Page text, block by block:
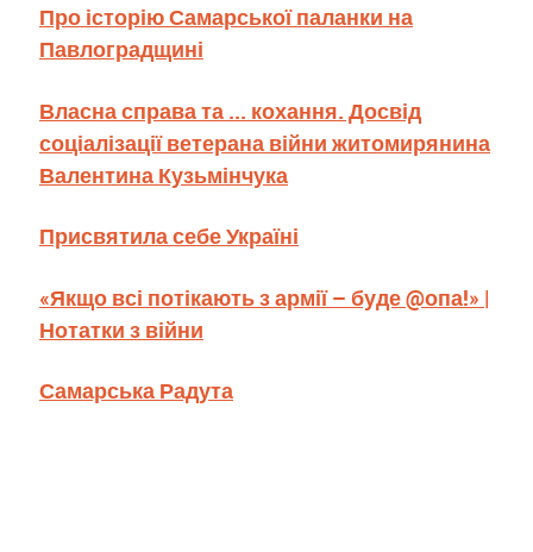
Про історію Самарської паланки на
Павлоградщині
Власна справа та ... кохання. Досвід
соціалізації ветерана війни житомирянина
Валентина Кузьмінчука
Присвятила себе Україні
«Якщо всі потікають з армії – буде @опа!» |
Нотатки з війни
Самарська Радута